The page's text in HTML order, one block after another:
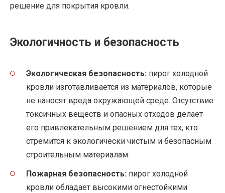
решение для покрытия кровли.
Экологичность и безопасность
Экологическая безопасность: пирог холодной
кровли изготавливается из материалов, которые
не наносят вреда окружающей среде. Отсутствие
токсичных веществ и опасных отходов делает
его привлекательным решением для тех, кто
стремится к экологически чистым и безопасным
строительным материалам.
Пожарная безопасность: пирог холодной
кровли обладает высокими огнестойкими